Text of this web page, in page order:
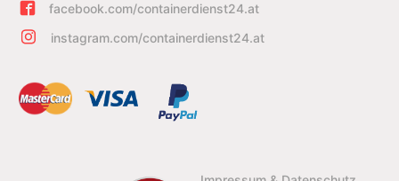
facebook.com/containerdienst24.at
instagram.com/containerdienst24.at